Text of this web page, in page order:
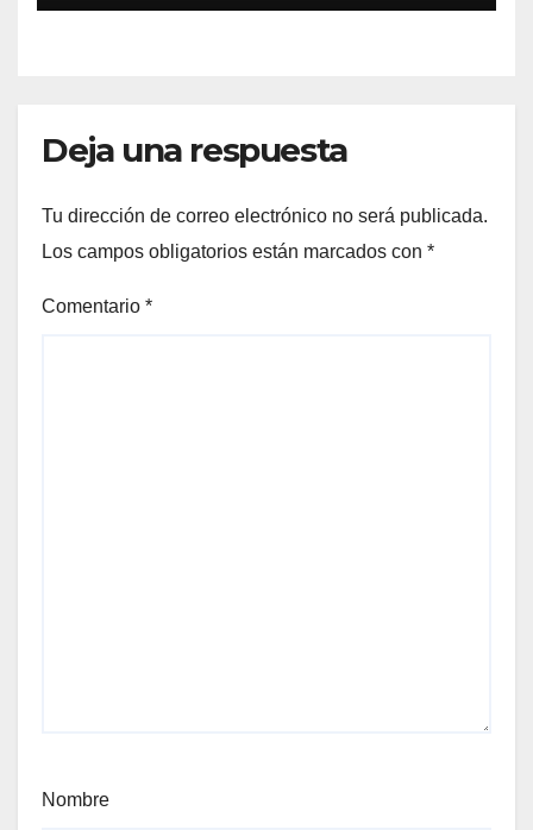
Deja una respuesta
Tu dirección de correo electrónico no será publicada.
Los campos obligatorios están marcados con *
Comentario *
Nombre